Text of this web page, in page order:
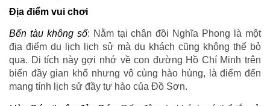
Địa điểm vui chơi
Bến tàu không số: Nằm tại chân đồi Nghĩa Phong là một
địa điểm du lịch lịch sử mà du khách cũng không thể bỏ
qua. Di tích này gợi nhớ về con đường Hồ Chí Minh trên
biển đầy gian khổ nhưng vô cùng hào hùng, là điểm đến
mang tính lịch sử đầy tự hào của Đồ Sơn.